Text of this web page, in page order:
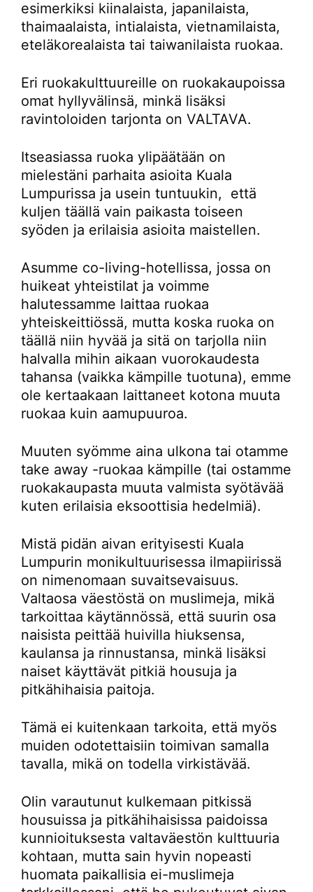
esimerkiksi kiinalaista, japanilaista,
thaimaalaista, intialaista, vietnamilaista,
eteläkorealaista tai taiwanilaista ruokaa.
Eri ruokakulttuureille on ruokakaupoissa
omat hyllyvälinsä, minkä lisäksi
ravintoloiden tarjonta on VALTAVA.
Itseasiassa ruoka ylipäätään on
mielestäni parhaita asioita Kuala
Lumpurissa ja usein tuntuukin, että
kuljen täällä vain paikasta toiseen
syöden ja erilaisia asioita maistellen.
Asumme co-living-hotellissa, jossa on
huikeat yhteistilat ja voimme
halutessamme laittaa ruokaa
yhteiskeittiössä, mutta koska ruoka on
täällä niin hyvää ja sitä on tarjolla niin
halvalla mihin aikaan vuorokaudesta
tahansa (vaikka kämpille tuotuna), emme
ole kertaakaan laittaneet kotona muuta
ruokaa kuin aamupuuroa.
Muuten syömme aina ulkona tai otamme
take away -ruokaa kämpille (tai ostamme
ruokakaupasta muuta valmista syötävää
kuten erilaisia eksoottisia hedelmiä).
Mistä pidän aivan erityisesti Kuala
Lumpurin monikultuurisessa ilmapiirissä
on nimenomaan suvaitsevaisuus.
Valtaosa väestöstä on muslimeja, mikä
tarkoittaa käytännössä, että suurin osa
naisista peittää huivilla hiuksensa,
kaulansa ja rinnustansa, minkä lisäksi
naiset käyttävät pitkiä housuja ja
pitkähihaisia paitoja.
Tämä ei kuitenkaan tarkoita, että myös
muiden odotettaisiin toimivan samalla
tavalla, mikä on todella virkistävää.
Olin varautunut kulkemaan pitkissä
housuissa ja pitkähihaisissa paidoissa
kunnioituksesta valtaväestön kulttuuria
kohtaan, mutta sain hyvin nopeasti
huomata paikallisia ei-muslimeja